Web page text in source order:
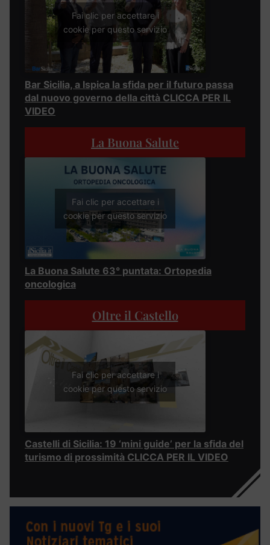
Fai clic per accettare i
cookie per questo servizio
Bar Sicilia, a Ispica la sfida per il futuro passa
dal nuovo governo della città CLICCA PER IL
VIDEO
La Buona Salute
Fai clic per accettare i
cookie per questo servizio
La Buona Salute 63° puntata: Ortopedia
oncologica
Oltre il Castello
Fai clic per accettare i
cookie per questo servizio
Castelli di Sicilia: 19 ‘mini guide’ per la sfida del
turismo di prossimità CLICCA PER IL VIDEO